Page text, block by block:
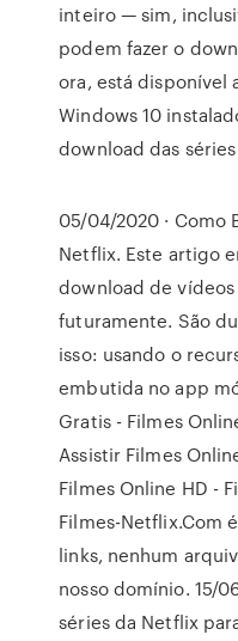
inteiro — sim,
podem fazer o
ora, está disponível
Windows 10
download das
05/04/2020 · Como
Netflix. Este artigo
download de
futuramente. São
isso: usando o
embutida no app
Gratis - Filmes
Assistir Filmes
Filmes Online HD -
Filmes-Netflix.Com
links, nenhum
nosso domínio. 15/
séries da Netflix